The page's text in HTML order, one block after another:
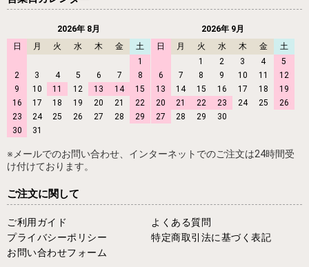
2026年 8月
日
月 火 水 木 金
土
1
2
3 4 5 6 7
8
9
10 11 12 13 14
15
16
17 18 19 20 21
22
23
24 25 26 27 28
29
30
31
2026年 9月
日
月 火 水 木 金
土
1
2 3 4
5
6
7 8 9 10 11
12
13
14 15 16 17 18
19
20
21 22 23 24 25
26
27
28 29 30
※メールでのお問い合わせ、インターネットでのご注文は24時間受
け付けております。
ご注文に関して
ご利用ガイド
よくある質問
プライバシーポリシー
特定商取引法に基づく表記
お問い合わせフォーム